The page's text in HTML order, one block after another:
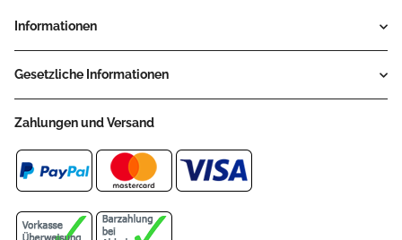
Informationen
Gesetzliche Informationen
Zahlungen und Versand